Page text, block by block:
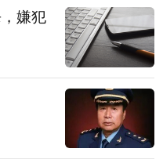
嫌犯